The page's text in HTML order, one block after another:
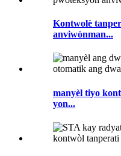
Kontwolè
anviwònman...
manyèl tiyo
yon...